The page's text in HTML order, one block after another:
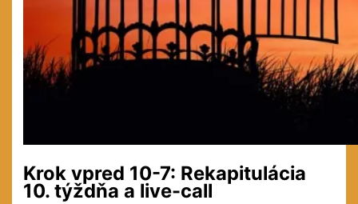
Krok vpred 10-7: Rekapitulácia
10. týždňa a live-call